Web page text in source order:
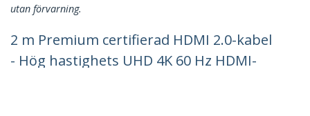
utan förvarning.
2 m Premium certifierad HDMI 2.0-kabel
- Hög hastighets UHD 4K 60 Hz HDMI-